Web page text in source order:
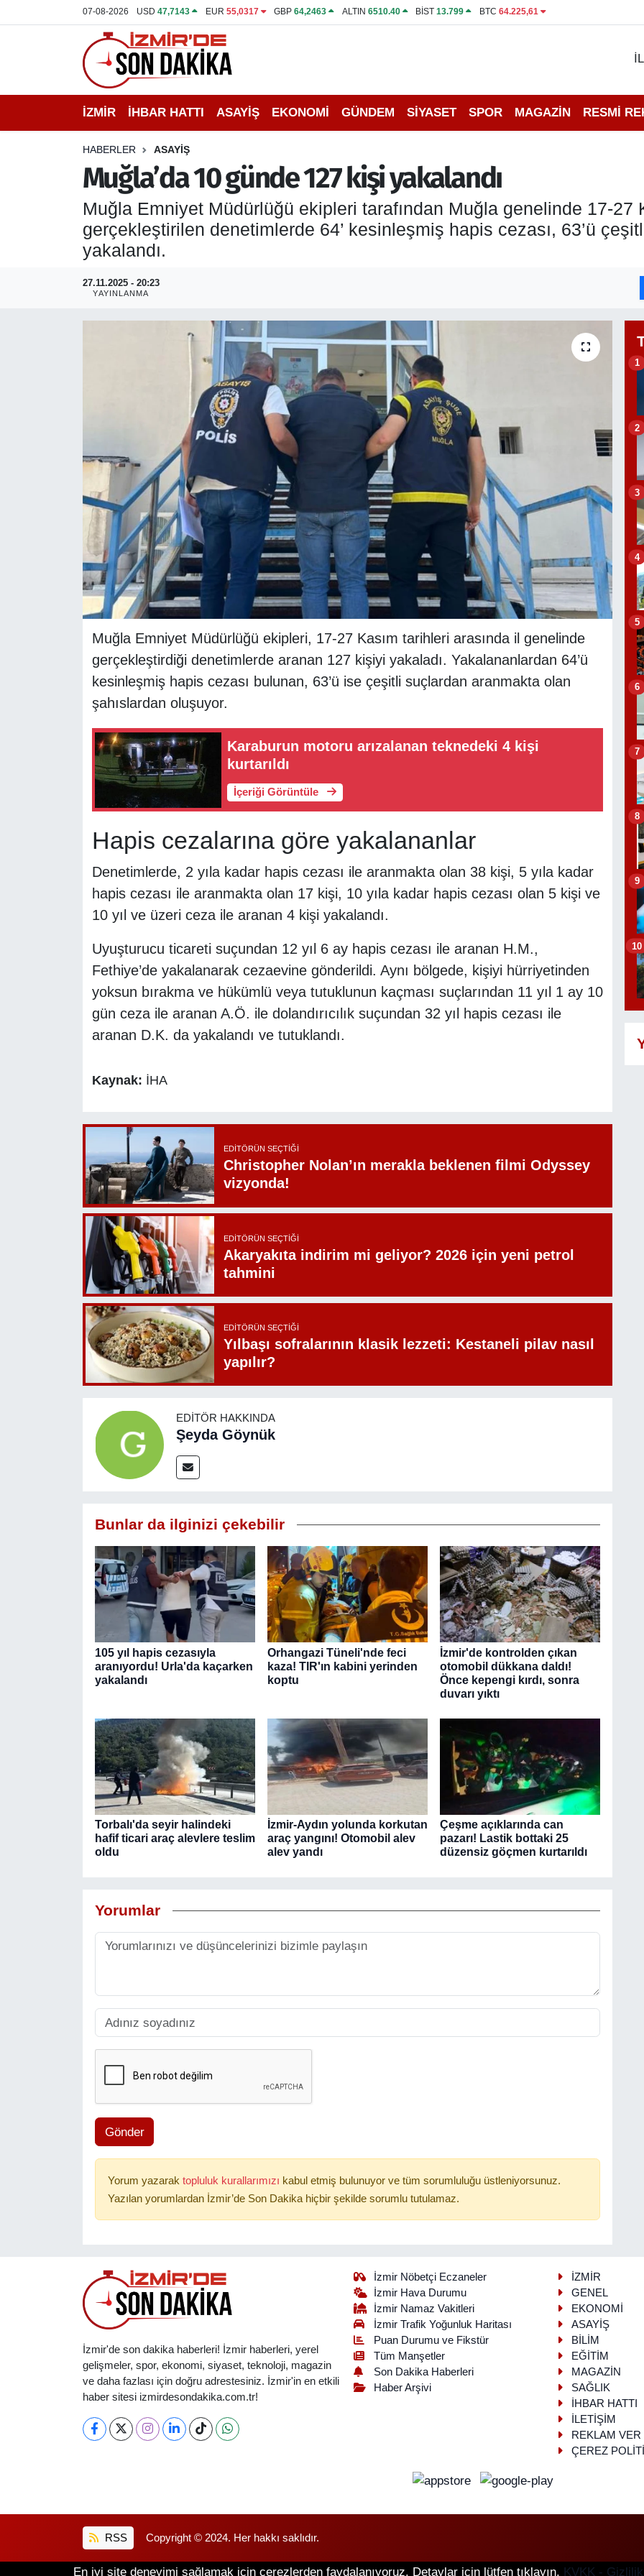
07-08-2026 USD47,7143 EUR 55,0317 GBP64,2463 ALTIN 6510.40 BİST13.799 BTC 64.225,61
İZMİR İHBAR HATTI ASAYİŞ EKONOMİ GÜNDEM SİYASET SPOR MAGAZİN RESMİ
HABERLER ASAYİŞ
Muğla’da 10 günde 127 kişi yakalandı
Muğla Emniyet Müdürlüğü ekipleri tarafından Muğla genelinde 17-27
gerçekleştirilen denetimlerde 64’ kesinleşmiş hapis cezası, 63’ü
yakalandı.
27.11.2025 - 20:23
YAYINLANMA
Muğla Emniyet Müdürlüğü ekipleri, 17-27 Kasım tarihleri arasında il genelinde
gerçekleştirdiği denetimlerde aranan 127 kişiyi yakaladı. Yakalananlardan 64’ü
kesinleşmiş hapis cezası bulunan, 63’ü ise çeşitli suçlardan aranmakta olan
şahıslardan oluşuyor.
Karaburun motoru arızalanan teknedeki 4 kişi
kurtarıldı
İçeriği Görüntüle
Hapis cezalarına göre yakalananlar
Denetimlerde, 2 yıla kadar hapis cezası ile aranmakta olan 38 kişi, 5 yıla kadar
hapis cezası ile aranmakta olan 17 kişi, 10 yıla kadar hapis cezası olan 5 kişi ve
10 yıl ve üzeri ceza ile aranan 4 kişi yakalandı.
Uyuşturucu ticareti suçundan 12 yıl 6 ay hapis cezası ile aranan H.M.,
Fethiye’de yakalanarak cezaevine gönderildi. Aynı bölgede, kişiyi hürriyetinden
yoksun bırakma ve hükümlü veya tutuklunun kaçması suçlarından 11 yıl 1 ay 10
gün ceza ile aranan A.Ö. ile dolandırıcılık suçundan 32 yıl hapis cezası ile
aranan D.K. da yakalandı ve tutuklandı.
Kaynak: İHA
EDITÖRÜN SEÇTIĞI
Christopher Nolan’ın merakla beklenen filmi Odyssey
vizyonda!
EDITÖRÜN SEÇTIĞI
Akaryakıta indirim mi geliyor? 2026 için yeni petrol
tahmini
EDITÖRÜN SEÇTIĞI
Yılbaşı sofralarının klasik lezzeti: Kestaneli pilav nasıl
yapılır?
EDITÖR HAKKINDA
Şeyda Göynük
Bunlar da ilginizi çekebilir
105 yıl hapis cezasıyla
aranıyordu! Urla'da kaçarken
yakalandı
Orhangazi Tüneli'nde feci
kaza! TIR'ın kabini yerinden
koptu
İzmir'de kontrolden çıkan
otomobil dükkana daldı!
Önce kepengi kırdı, sonra
duvarı yıktı
Torbalı'da seyir halindeki
hafif ticari araç alevlere teslim
oldu
İzmir-Aydın yolunda korkutan
araç yangını! Otomobil alev
alev yandı
Çeşme açıklarında can
pazarı! Lastik bottaki 25
düzensiz göçmen kurtarıldı
Yorumlar
Gönder
Yorum yazarak topluluk kurallarımızı kabul etmiş bulunuyor ve tüm sorumluluğu üstleniyorsunuz.
Yazılan yorumlardan İzmir’de Son Dakika hiçbir şekilde sorumlu tutulamaz.
1
2
3
4
5
6
7
8
9
10
İzmir'de son dakika haberleri! İzmir haberleri, yerel
gelişmeler, spor, ekonomi, siyaset, teknoloji, magazin
ve daha fazlası için doğru adrestesiniz. İzmir'in en etkili
haber sitesi izmirdesondakika.com.tr!
İzmir Nöbetçi Eczaneler
İzmir Hava Durumu
İzmir Namaz Vakitleri
İzmir Trafik Yoğunluk Haritası
Puan Durumu ve Fikstür
Tüm Manşetler
Son Dakika Haberleri
Haber Arşivi
İZMİR
GENEL
EKONOMİ
ASAYİŞ
BİLİM
EĞİTİM
MAGAZİN
SAĞLIK
İHBAR HATTI
İLETİŞİM
REKLAM VER
ÇEREZ
RSS Copyright © 2024. Her hakkı saklıdır.
En iyi site deneyimi sağlamak için çerezlerden faydalanıyoruz. Detaylar için lütfen tıklayın. KVKK -
İHBAR HATTI
DEPREM
EKONOMİ
SİYASET
İzmir Nöbetçi Eczaneler
İzmir Hava Durumu
İzmir Namaz Vakitleri
İzmir Trafik Yoğunluk Haritası
Puan Durumu ve Fikstür
Tüm Manşetler